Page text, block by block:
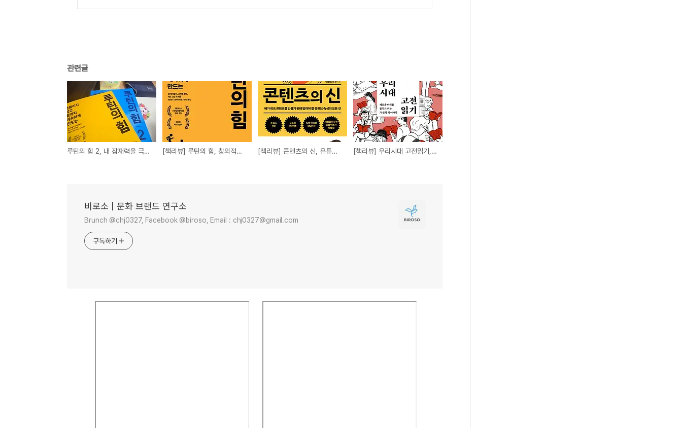
관련글
루틴의 힘 2, 내 잠재력을 극대화하는 4가지 관점 [책리뷰] 루틴의 힘, 창의적으로 성공한 사람이 되기 위해 읽어야 할 책 [책리뷰] 콘텐츠의 신, 유튜브 채널 운영이 궁금해? [책리뷰] 우리시대 고전읽기, 최신 트렌드는 고전에 있다.
비로소 | 문화 브랜드 연구소
Brunch @chj0327, Facebook @biroso, Email : chj0327@gmail.com
구독하기